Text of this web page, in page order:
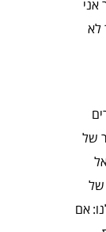
לא
של
של
אם